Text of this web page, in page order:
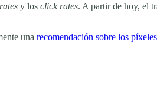
y los click rates. A partir de hoy, el
una recomendación sobre los